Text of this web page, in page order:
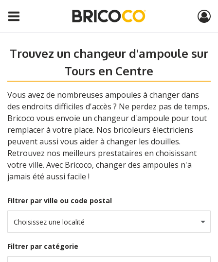
Trouvez un changeur d'ampoule sur
Tours en Centre
Vous avez de nombreuses ampoules à changer dans
des endroits difficiles d'accès ? Ne perdez pas de temps,
Bricoco vous envoie un changeur d'ampoule pour tout
remplacer à votre place. Nos bricoleurs électriciens
peuvent aussi vous aider à changer les douilles.
Retrouvez nos meilleurs prestataires en choisissant
votre ville. Avec Bricoco, changer des ampoules n'a
jamais été aussi facile !
Filtrer par ville ou code postal
Choisissez une localité
Filtrer par catégorie